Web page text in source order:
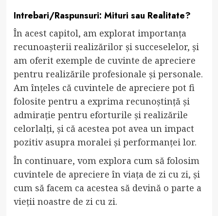
Intrebari/Raspunsuri: Mituri sau Realitate?
În acest capitol, am explorat importanța
recunoașterii realizărilor și succeselelor, și
am oferit exemple de cuvinte de apreciere
pentru realizările profesionale și personale.
Am înțeles că cuvintele de apreciere pot fi
folosite pentru a exprima recunoștință și
admirație pentru eforturile și realizările
celorlalți, și că acestea pot avea un impact
pozitiv asupra moralei și performanței lor.
În continuare, vom explora cum să folosim
cuvintele de apreciere în viața de zi cu zi, și
cum să facem ca acestea să devină o parte a
vieții noastre de zi cu zi.